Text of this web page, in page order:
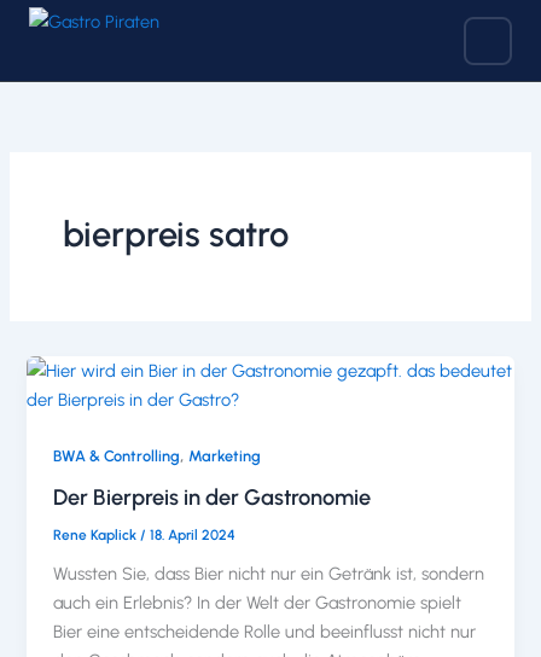
Zum
bierpreis satro
BWA & Controlling,Marketing
Der Bierpreis in der Gastronomie
Rene Kaplick /18. April 2024
Wussten Sie, dass Bier nicht nur ein Getränk ist, sondern
auch ein Erlebnis? In der Welt der Gastronomie spielt
Bier eine entscheidende Rolle und beeinflusst nicht nur